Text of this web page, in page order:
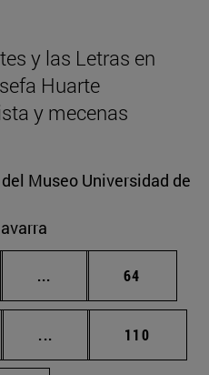
y las Letras en
Huarte
y mecenas
Museo Universidad de
... Páginas intermedias
Página
64
... Páginas intermedias
Página
110